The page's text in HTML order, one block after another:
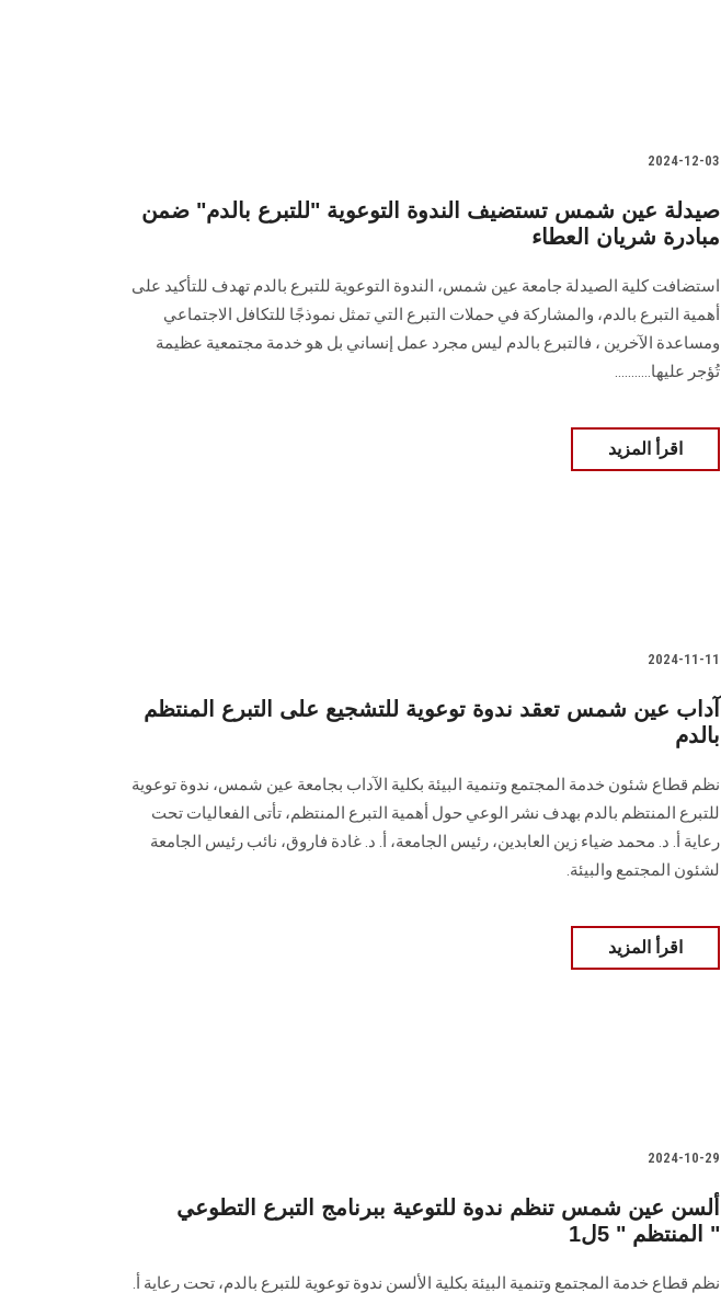
2024-12-03
صيدلة عين شمس تستضيف الندوة التوعوية "للتبرع بالدم" ضمن
مبادرة شريان العطاء
‎استضافت كلية الصيدلة جامعة عين شمس، الندوة التوعوية ‏للتبرع بالدم تهدف للتأكيد على
أهمية التبرع بالدم، والمشاركة في حملات التبرع التي تمثل ‏نموذجًا للتكافل الاجتماعي
ومساعدة الآخرين ، فالتبرع بالدم ليس مجرد عمل إنساني بل هو خدمة مجتمعية عظيمة
تُؤجر عليها‎.‎..........
اقرأ المزيد
2024-11-11
آداب عين شمس تعقد ندوة توعوية للتشجيع على التبرع المنتظم
بالدم
نظم قطاع شئون خدمة المجتمع وتنمية البيئة بكلية الآداب بجامعة عين شمس، ندوة توعوية
للتبرع المنتظم بالدم بهدف نشر الوعي حول أهمية التبرع المنتظم، تأتى الفعاليات تحت
رعاية أ. د. محمد ضياء زين العابدين، رئيس الجامعة، أ. د. غادة فاروق، نائب رئيس الجامعة
لشئون المجتمع والبيئة.
اقرأ المزيد
2024-10-29
ألسن عين شمس تنظم ندوة للتوعية ببرنامج التبرع التطوعي
المنتظم " 5ل1 "
نظم قطاع خدمة المجتمع وتنمية البيئة بكلية الألسن ندوة توعوية للتبرع بالدم، تحت رعاية أ.